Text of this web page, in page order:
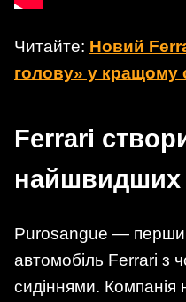
Читайте: Новий
голову» у кращому
Ferrari
найшвидших
Purosangue —
автомобіль Ferrari з
сидіннями. Компанія